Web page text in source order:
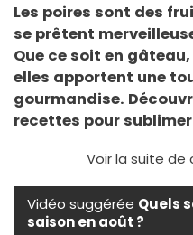
Les poires sont des
se prêtent
Que ce soit en
elles apportent une
gourmandise.
recettes pour
Voir la suite de
Vidéo suggérée Quels
saison en août ?